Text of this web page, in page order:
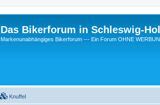
Das Bikerforum in Schleswig-
Markenunabhängiges Bikerforum --- Ein Forum OHNE
Knuffel